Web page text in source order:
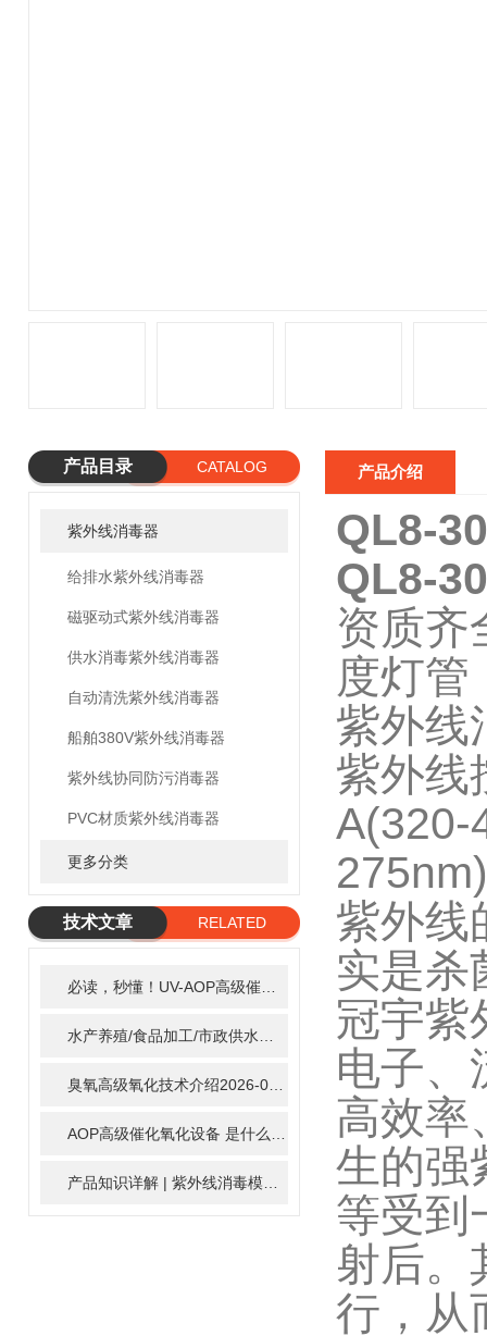
产品目录 CATALOG
紫外线消毒器
给排水紫外线消毒器
磁驱动式紫外线消毒器
供水消毒紫外线消毒器
自动清洗紫外线消毒器
船舶380V紫外线消毒器
紫外线协同防污消毒器
PVC材质紫外线消毒器
更多分类
技术文章
RELATED
臭氧高级氧化技术介绍2026-02-27
2025-11-17
2024-01-16
产品介绍
QL8-
QL8-
资质齐
度灯管
紫外线
紫外线
A(320-
紫外线
实是杀
冠宇紫
电子、
高效率
生的强
等受到
射后。
行，从